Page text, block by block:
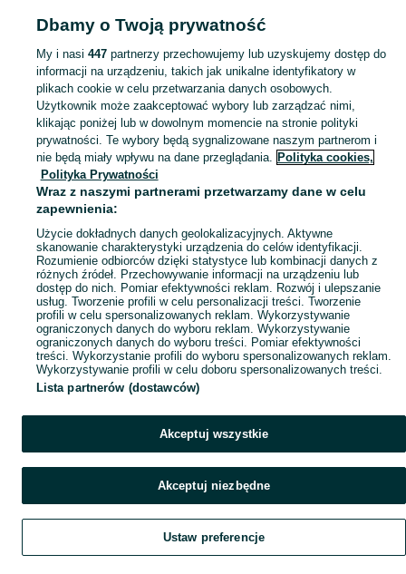
Popularne wyszukiwania
pszenica
Skorzystaj z największego serwisu ogłoszeniowego - Borowa i okolice! Kupuj to, czego pragniesz i sprzedawaj to, czego już nie potrzebujesz! Zobacz
Mapa kategorii
Mapa miejscowości
Mapa ministron
Szukaj Obserwujesz Dodaj Czat Konto
Dbamy o Twoją prywatność
My i nasi 447partnerzy przechowujemy lub uzyskujemy dostęp do
informacji na urządzeniu, takich jak unikalne identyfikatory w
plikach cookie w celu przetwarzania danych osobowych.
Użytkownik może zaakceptować wybory lub zarządzać nimi,
klikając poniżej lub w dowolnym momencie na stronie polityki
prywatności. Te wybory będą sygnalizowane naszym partnerom i
nie będą miały wpływu na dane przeglądania. Polityka cookies,
Polityka Prywatności
Wraz z naszymi partnerami przetwarzamy dane w celu
zapewnienia:
Użycie dokładnych danych geolokalizacyjnych. Aktywne
skanowanie charakterystyki urządzenia do celów identyfikacji.
Rozumienie odbiorców dzięki statystyce lub kombinacji danych z
różnych źródeł. Przechowywanie informacji na urządzeniu lub
dostęp do nich. Pomiar efektywności reklam. Rozwój i ulepszanie
usług. Tworzenie profili w celu personalizacji treści. Tworzenie
profili w celu spersonalizowanych reklam. Wykorzystywanie
ograniczonych danych do wyboru reklam. Wykorzystywanie
ograniczonych danych do wyboru treści. Pomiar efektywności
treści. Wykorzystanie profili do wyboru spersonalizowanych reklam.
Wykorzystywanie profili w celu doboru spersonalizowanych treści.
Lista partnerów (dostawców)
Akceptuj wszystkie
Akceptuj niezbędne
Ustaw preferencje